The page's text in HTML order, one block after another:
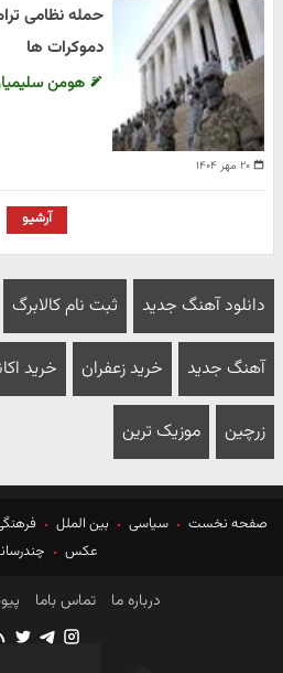
۲۰ مهر ۱۴۰۴
حمله نظامی
دموکرات ها
هومن
آرشیو
دانلود آهنگ جدید ثبت نام کالابرگ
آهنگ جدید خرید زعفران خرید
زرچین موزیک ترین
صفحه نخست سیاسی بین الملل
عکس
درباره ما تماس باما